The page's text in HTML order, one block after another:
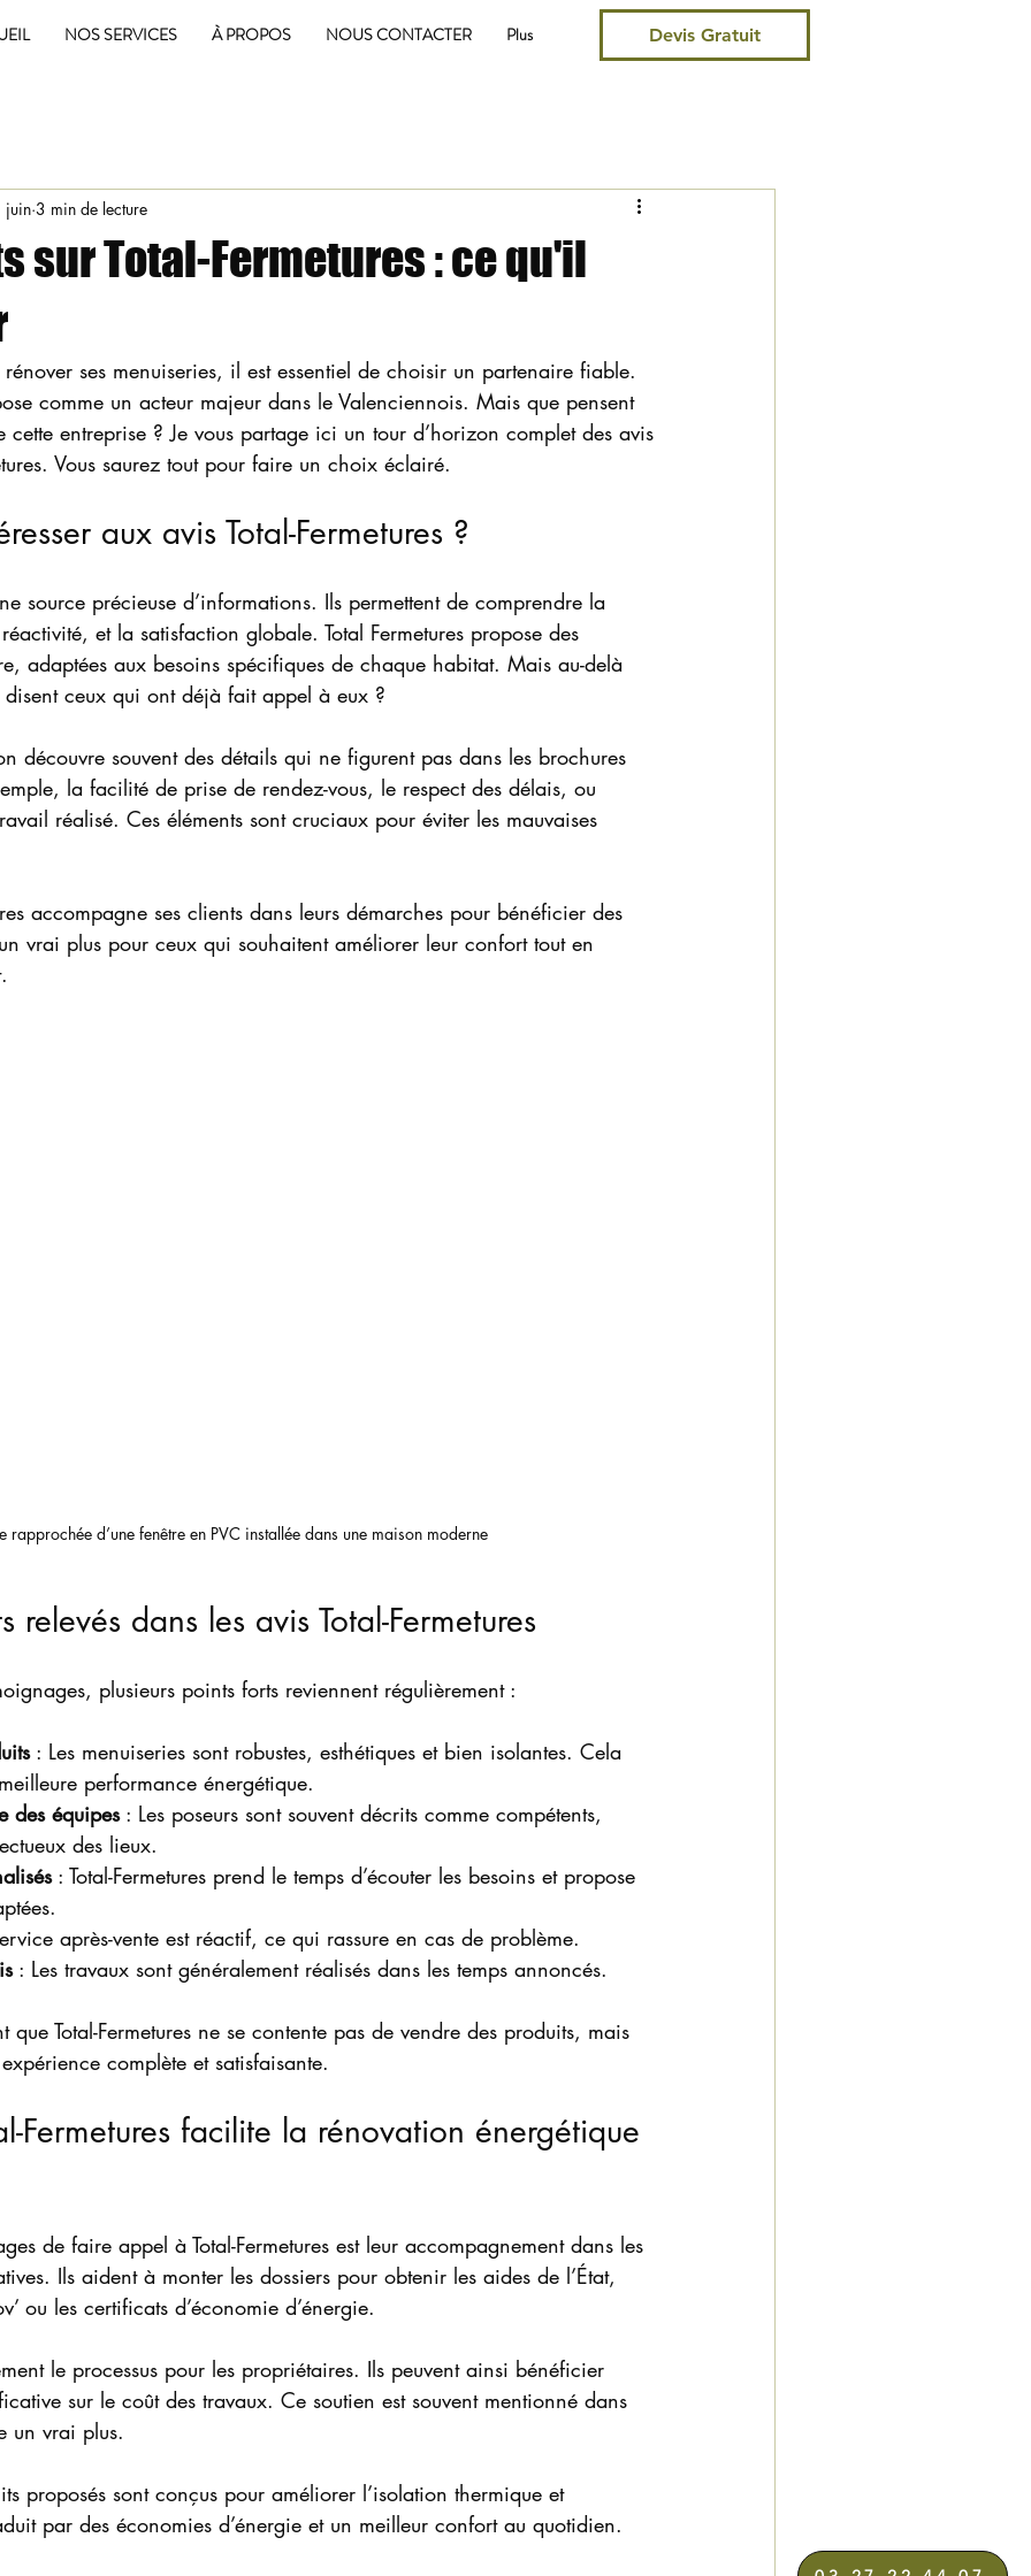
NOS SERVICES À PROPOS NOUS CONTACTER Plus Devis Gratuit
sur Total-Fermetures : ce qu'il
juin 3 min de lecture
ses menuiseries, il est essentiel de choisir un partenaire fiable.
comme un acteur majeur dans le Valenciennois. Mais que pensent
cette entreprise ? Je vous partage ici un tour d’horizon complet des avis
Vous saurez tout pour faire un choix éclairé.
aux avis Total-Fermetures ?
source précieuse d’informations. Ils permettent de comprendre la
et la satisfaction globale. Total Fermetures propose des
adaptées aux besoins spécifiques de chaque habitat. Mais au-delà
disent ceux qui ont déjà fait appel à eux ?
découvre souvent des détails qui ne figurent pas dans les brochures
la facilité de prise de rendez-vous, le respect des délais, ou
réalisé. Ces éléments sont cruciaux pour éviter les mauvaises
accompagne ses clients dans leurs démarches pour bénéficier des
vrai plus pour ceux qui souhaitent améliorer leur confort tout en
rapprochée d’une fenêtre en PVC installée dans une maison moderne
relevés dans les avis Total-Fermetures
plusieurs points forts reviennent régulièrement :
: Les menuiseries sont robustes, esthétiques et bien isolantes. Cela
performance énergétique.
des équipes : Les poseurs sont souvent décrits comme compétents,
des lieux.
: Total-Fermetures prend le temps d’écouter les besoins et propose
après-vente est réactif, ce qui rassure en cas de problème.
: Les travaux sont généralement réalisés dans les temps annoncés.
que Total-Fermetures ne se contente pas de vendre des produits, mais
complète et satisfaisante.
Fermetures facilite la rénovation énergétique
de faire appel à Total-Fermetures est leur accompagnement dans les
Ils aident à monter les dossiers pour obtenir les aides de l’État,
ou les certificats d’économie d’énergie.
le processus pour les propriétaires. Ils peuvent ainsi bénéficier
sur le coût des travaux. Ce soutien est souvent mentionné dans
un vrai plus.
proposés sont conçus pour améliorer l’isolation thermique et
par des économies d’énergie et un meilleur confort au quotidien.